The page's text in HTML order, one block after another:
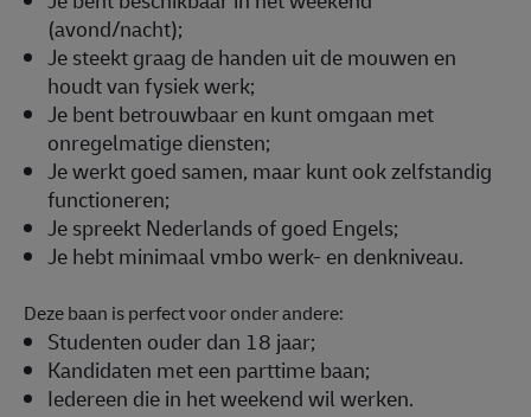
(avond/nacht);
Je steekt graag de handen uit de mouwen en
houdt van fysiek werk;
Je bent betrouwbaar en kunt omgaan met
onregelmatige diensten;
Je werkt goed samen, maar kunt ook zelfstandig
functioneren;
Je spreekt Nederlands of goed Engels;
Je hebt minimaal vmbo werk- en denkniveau.
Deze baan is perfect voor onder andere:
Studenten ouder dan 18 jaar;
Kandidaten met een parttime baan;
Iedereen die in het weekend wil werken.